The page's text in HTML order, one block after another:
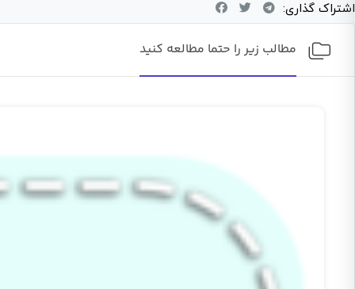
اشتراک گذاری:
مطالب زیر را حتما مطالعه کنید